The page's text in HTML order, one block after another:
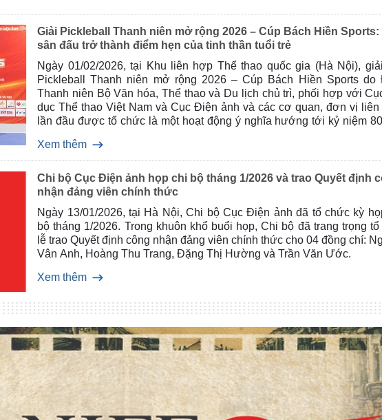
chức tại các Trung tâm Thiếu nhi Toàn Nga và các rạp chiếu phim.
Giải Pickleball Thanh niên mở rộng 2026 – Cúp Bách Hiền Sports:
sân đấu trở thành điểm hẹn của tinh thần tuổi trẻ
Ngày 01/02/2026, tại Khu liên hợp Thể thao quốc gia (Hà Nội), giải
Pickleball Thanh niên mở rộng 2026 – Cúp Bách Hiền Sports do
Thanh niên Bộ Văn hóa, Thể thao và Du lịch chủ trì, phối hợp với
dục Thể thao Việt Nam và Cục Điện ảnh và các cơ quan, đơn vị liên
lần đầu được tổ chức là một hoạt động ý nghĩa hướng tới kỷ niệm 80
Đoàn Thanh niên Cộng sản Hồ Chí Minh,
Xem thêm
Chi bộ Cục Điện ảnh họp chi bộ tháng 1/2026 và trao Quyết định
nhận đảng viên chính thức
Ngày 13/01/2026, tại Hà Nội, Chi bộ Cục Điện ảnh đã tổ chức kỳ
bộ tháng 1/2026. Trong khuôn khổ buổi họp, Chi bộ đã trang trọng
lễ trao Quyết định công nhận đảng viên chính thức cho 04 đồng chí:
Vân Anh, Hoàng Thu Trang, Đặng Thị Hường và Trần Văn Ước.
Xem thêm